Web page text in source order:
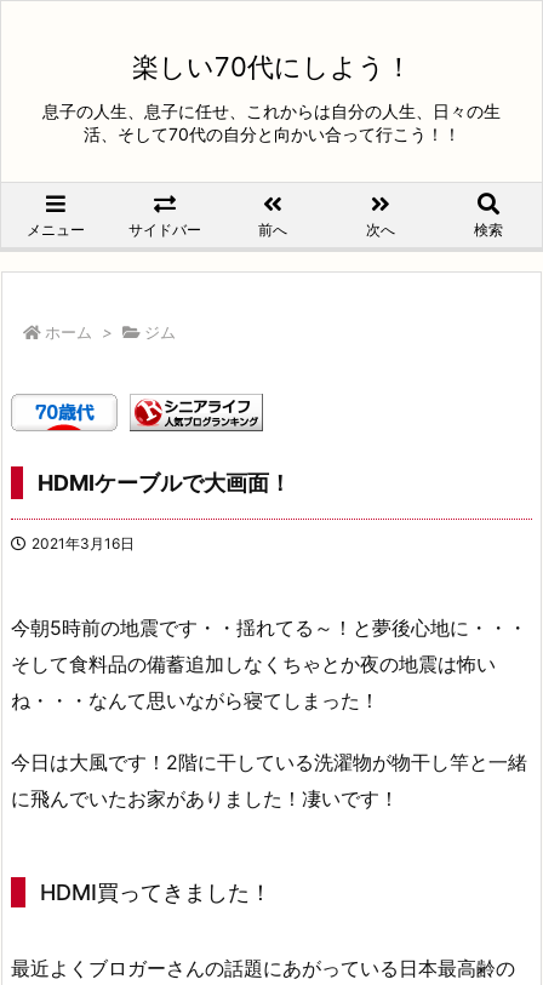
楽しい70代にしよう！
息子の人生、息子に任せ、これからは自分の人生、日々の生
活、そして70代の自分と向かい合って行こう！！
メニュー サイドバー 前へ 次へ 検索
ホーム > ジム
HDMIケーブルで大画面！
2021年3月16日
今朝5時前の地震です・・揺れてる～！と夢後心地に・・・
そして食料品の備蓄追加しなくちゃとか夜の地震は怖い
ね・・・なんて思いながら寝てしまった！
今日は大風です！2階に干している洗濯物が物干し竿と一緒
に飛んでいたお家がありました！凄いです！
HDMI買ってきました！
最近よくブロガーさんの話題にあがっている日本最高齢の